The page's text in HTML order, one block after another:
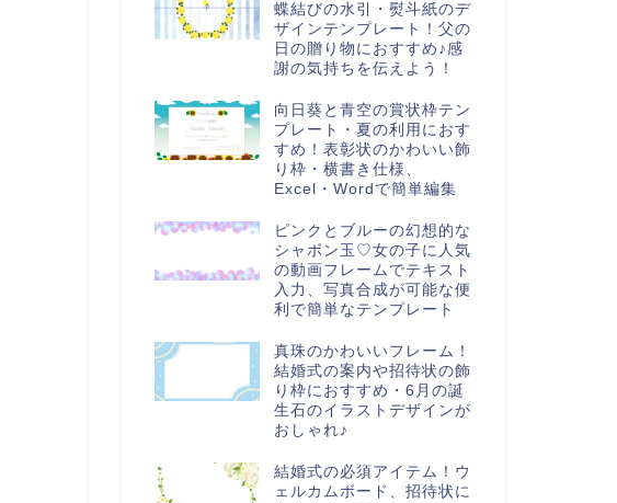
蝶結びの水引・熨斗紙のデ
ザインテンプレート！父の
日の贈り物におすすめ♪感
謝の気持ちを伝えよう！
向日葵と青空の賞状枠テン
プレート・夏の利用におす
すめ！表彰状のかわいい飾
り枠・横書き仕様、
Excel・Wordで簡単編集
ピンクとブルーの幻想的な
シャボン玉♡女の子に人気
の動画フレームでテキスト
入力、写真合成が可能な便
利で簡単なテンプレート
真珠のかわいいフレーム！
結婚式の案内や招待状の飾
り枠におすすめ・6月の誕
生石のイラストデザインが
おしゃれ♪
結婚式の必須アイテム！ウ
ェルカムボード、招待状に